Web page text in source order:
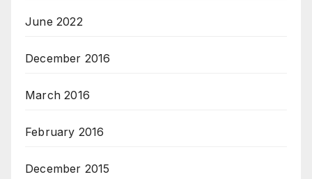
June 2022
December 2016
March 2016
February 2016
December 2015